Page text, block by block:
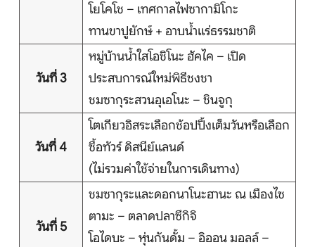
โยโคโช – เทศกาลไฟซากามิโกะ
ทานขาปูยักษ์ + อาบน้ำแร่ธรรมชาติ
วันที่ 3
หมู่บ้านน้ำใสโอชิโนะ ฮัคไค – เปิด
ประสบการณ์ใหม่พิธีชงชา
ชมซากุระสวนอุเอโนะ – ชินจูกุ
วันที่ 4
โตเกียวอิสระเลือกช้อปปิ้งเต็มวันหรือเลือก
ซื้อทัวร์ ดิสนีย์แลนด์
(ไม่รวมค่าใช้จ่ายในการเดินทาง)
วันที่ 5
ชมซากุระและดอกนาโนะฮานะ ณ เมืองไซ
ตามะ – ตลาดปลาซึกิจิ
โอไดบะ – หุ่นกันดั้ม – อิออน มอลล์ –